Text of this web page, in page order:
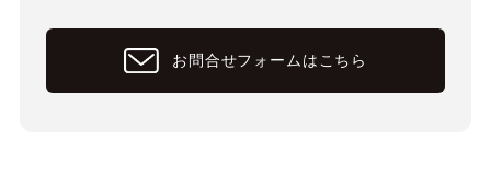
お問合せフォームはこちら